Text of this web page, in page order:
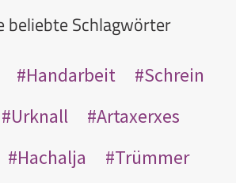
beliebte Schlagwörter
Handarbeit
Schrein
Urknall
Artaxerxes
Hachalja
Trümmer